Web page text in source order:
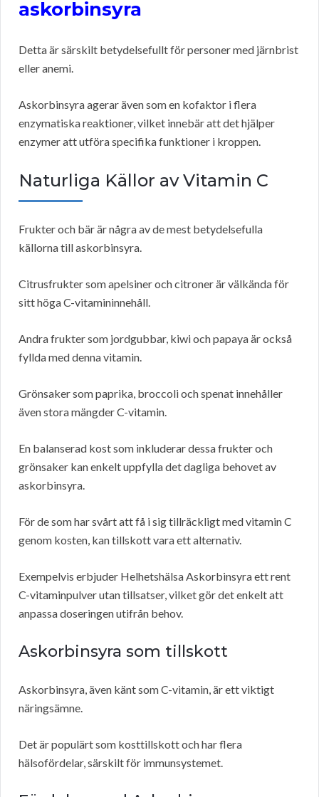
askorbinsyra
Detta är särskilt betydelsefullt för personer med järnbrist
eller anemi.
Askorbinsyra agerar även som en kofaktor i flera
enzymatiska reaktioner, vilket innebär att det hjälper
enzymer att utföra specifika funktioner i kroppen.
Naturliga Källor av Vitamin C
Frukter och bär är några av de mest betydelsefulla
källorna till askorbinsyra.
Citrusfrukter som apelsiner och citroner är välkända för
sitt höga C-vitamininnehåll.
Andra frukter som jordgubbar, kiwi och papaya är också
fyllda med denna vitamin.
Grönsaker som paprika, broccoli och spenat innehåller
även stora mängder C-vitamin.
En balanserad kost som inkluderar dessa frukter och
grönsaker kan enkelt uppfylla det dagliga behovet av
askorbinsyra.
För de som har svårt att få i sig tillräckligt med vitamin C
genom kosten, kan tillskott vara ett alternativ.
Exempelvis erbjuder Helhetshälsa Askorbinsyra ett rent
C-vitaminpulver utan tillsatser, vilket gör det enkelt att
anpassa doseringen utifrån behov.
Askorbinsyra som tillskott
Askorbinsyra, även känt som C-vitamin, är ett viktigt
näringsämne.
Det är populärt som kosttillskott och har flera
hälsofördelar, särskilt för immunsystemet.